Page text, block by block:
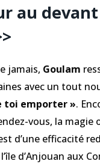
au
jamais, Goulam
avec un tout
toi emporter ».
vous, la magie
d’une efficacité
d’Anjouan aux